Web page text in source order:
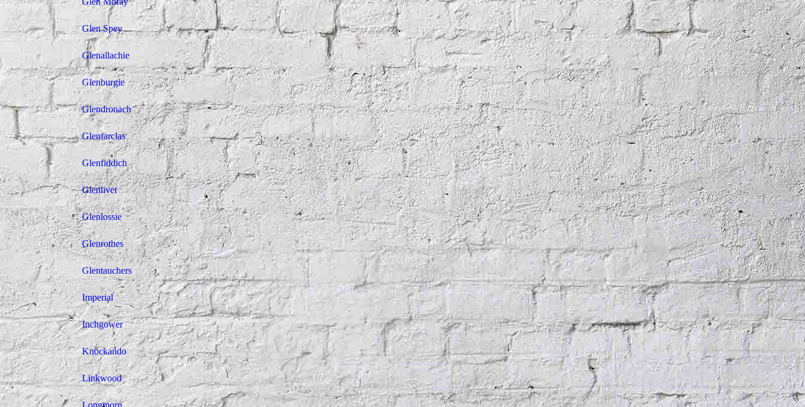
Glen Spey
Glenallachie
Glenburgie
Glendronach
Glenfarclas
Glenfiddich
Glenlivet
Glenlossie
Glenrothes
Glentauchers
Imperial
Inchgower
Knockando
Linkwood
Longmorn